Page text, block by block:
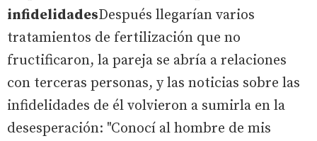
infidelidadesDespués llegarían varios
tratamientos de fertilización que no
fructificaron, la pareja se abría a relaciones
con terceras personas, y las noticias sobre las
infidelidades de él volvieron a sumirla en la
desesperación: "Conocí al hombre de mis